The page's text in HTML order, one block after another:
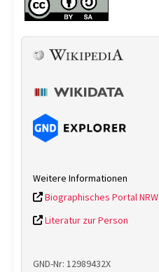
Weitere Informationen
Biographisches Portal NRW
Literatur zur Person
GND-Nr: 12989432X